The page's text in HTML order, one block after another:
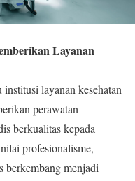
Layanan
layanan kesehatan
perawatan
berkualitas kepada
profesionalisme,
berkembang menjadi